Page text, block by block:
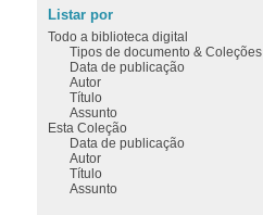
Listar por
Todo a biblioteca digital
Tipos de documento & Coleções
Data de publicação
Autor
Título
Assunto
Esta Coleção
Data de publicação
Autor
Título
Assunto